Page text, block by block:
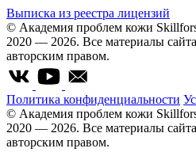
Выписка из реестра лицензий
© Академия проблем кожи
2020 — 2026. Все материалы
авторским правом.
Политика конфиденциальности
© Академия проблем кожи
2020 — 2026. Все материалы
авторским правом.